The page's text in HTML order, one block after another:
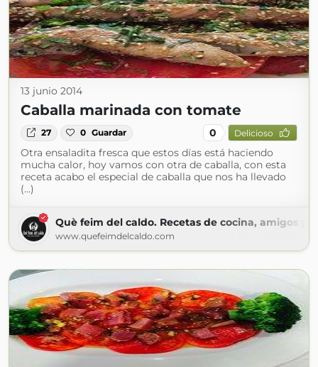
13 junio 2014
Caballa marinada con tomate
27 0 Guardar 0 Delicioso
Otra ensaladita fresca que estos días está haciendo
mucha calor, hoy vamos con otra de caballa, con esta
receta acabo el especial de caballa que nos ha llevado
(...)
Què feim del caldo. Recetas de cocina, amigos y
www.quefeimdelcaldo.com